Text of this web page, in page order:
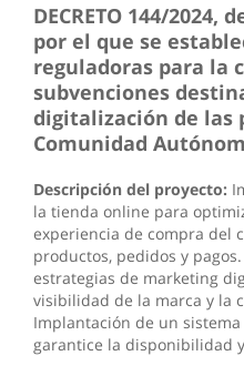
DECRETO 144/2024,
por el que se
reguladoras para la
subvenciones
digitalización de las
Comunidad
Descripción del proyecto:
la tienda online para
experiencia de compra del
productos, pedidos y
estrategias de marketing
visibilidad de la marca y la
Implantación de un
garantice la disponibilidad